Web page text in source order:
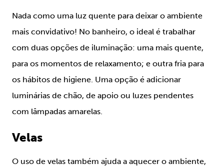
Nada como uma luz quente para deixar o ambiente
mais convidativo! No banheiro, o ideal é trabalhar
com duas opções de iluminação: uma mais quente,
para os momentos de relaxamento; e outra fria para
os hábitos de higiene. Uma opção é adicionar
luminárias de chão, de apoio ou luzes pendentes
com lâmpadas amarelas.
Velas
O uso de velas também ajuda a aquecer o ambiente,